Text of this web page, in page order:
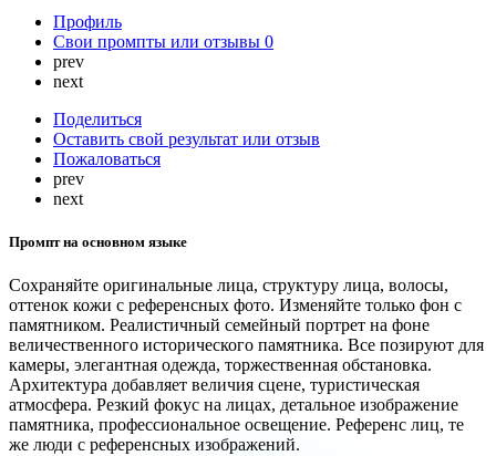
Профиль
Свои промпты или отзывы 0
prev
next
Поделиться
Оставить свой результат или отзыв
Пожаловаться
prev
next
Промпт на основном языке
Сохраняйте оригинальные лица, структуру лица, волосы,
оттенок кожи с референсных фото. Изменяйте только фон с
памятником. Реалистичный семейный портрет на фоне
величественного исторического памятника. Все позируют для
камеры, элегантная одежда, торжественная обстановка.
Архитектура добавляет величия сцене, туристическая
атмосфера. Резкий фокус на лицах, детальное изображение
памятника, профессиональное освещение. Референс лиц, те
же люди с референсных изображений.